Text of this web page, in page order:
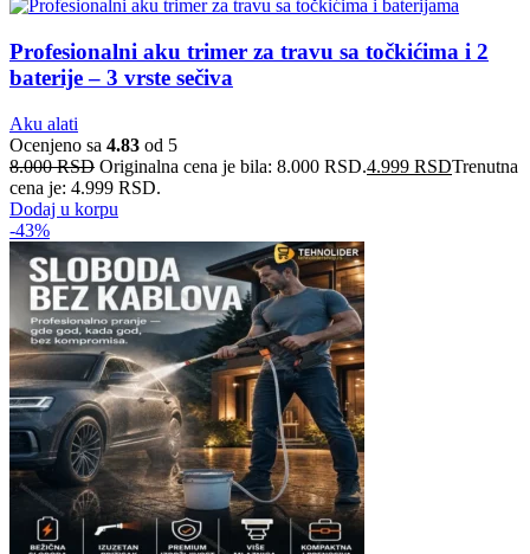
Profesionalni aku trimer za travu sa točkićima i 2
baterije – 3 vrste sečiva
Aku alati
Ocenjeno sa 4.83 od 5
8.000RSD Originalna cena je bila: 8.000 RSD.4.999 RSDTrenutna
cena je: 4.999 RSD.
Dodaj u korpu
-43%